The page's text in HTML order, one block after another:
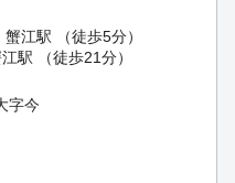
蟹江駅 （徒歩5分）
駅 （徒歩21分）
字今